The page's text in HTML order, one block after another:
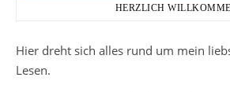
HERZLICH
Hier dreht sich alles rund um mein
Lesen.